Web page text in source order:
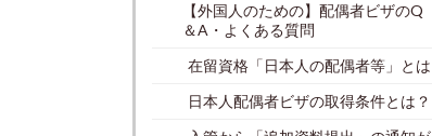
【外国人のための】配偶者ビザのQ
＆A・よくある質問
在留資格「日本人の配偶者等」とは
日本人配偶者ビザの取得条件とは？